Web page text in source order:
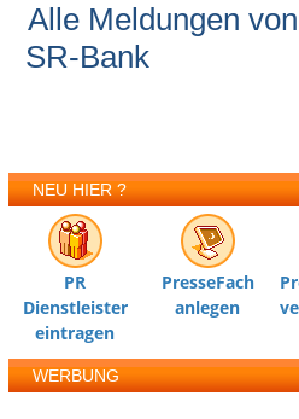
Alle Meldungen
SR-Bank
NEU HIER ?
PR
Dienstleister
eintragen
PresseFach
anlegen
WERBUNG